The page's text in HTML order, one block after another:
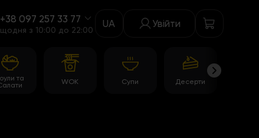
+38 097 257 33 77
щодня з 10:00 до 22:00
UA Увійти
та
WOK Супи Десерти